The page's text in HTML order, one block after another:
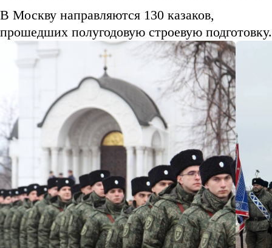
В Москву направляются 130 казаков,
прошедших полугодовую строевую подготовку.